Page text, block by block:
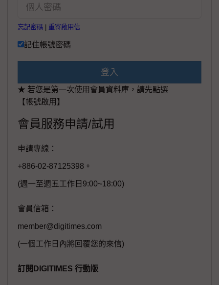
忘記密碼 重寄啟用信
記住帳號密碼
登入
★ 若您是第一次使用會員資料庫，請先點選
【帳號啟用】
會員服務申請/試用
申請專線：
+886-02-87125398。
(週一至週五工作日9:00~18:00)
會員信箱：
member@digitimes.com
(一個工作日內將回覆您的來信)
訂閱DIGITIMES 行動版